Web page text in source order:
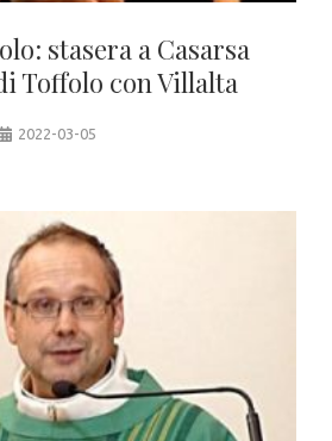
stasera a Casarsa
Toffolo con Villalta
2022-03-05